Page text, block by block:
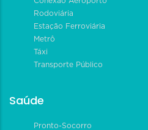
Rodoviária
Estação Ferroviária
Metrô
Táxi
Transporte Público
Saúde
Pronto-Socorro